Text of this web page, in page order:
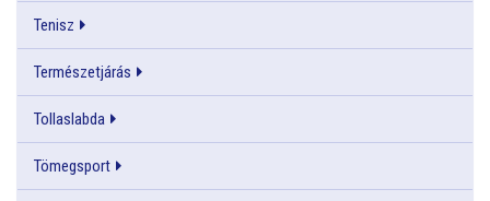
Tenisz
Természetjárás
Tollaslabda
Tömegsport